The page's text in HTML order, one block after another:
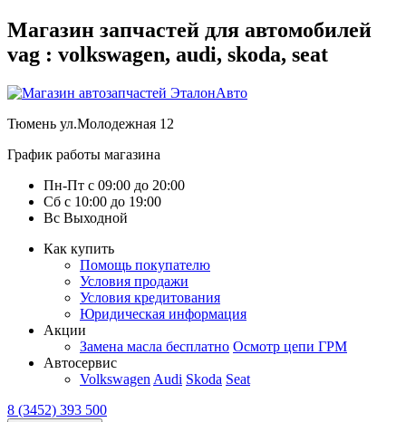
Магазин запчастей для автомобилей
vag : volkswagen, audi, skoda, seat
Тюмень ул.Молодежная 12
График работы магазина
Пн-Пт с 09:00 до 20:00
Сб с 10:00 до 19:00
Вс Выходной
Как купить
Помощь покупателю
Условия продажи
Условия кредитования
Юридическая информация
Акции
Замена масла бесплатно Осмотр цепи ГРМ
Автосервис
Volkswagen Audi Skoda Seat
8 (3452) 393 500